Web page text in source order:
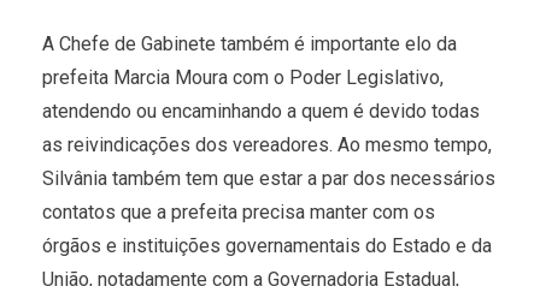
A Chefe de Gabinete também é importante elo da
prefeita Marcia Moura com o Poder Legislativo,
atendendo ou encaminhando a quem é devido todas
as reivindicações dos vereadores. Ao mesmo tempo,
Silvânia também tem que estar a par dos necessários
contatos que a prefeita precisa manter com os
órgãos e instituições governamentais do Estado e da
União, notadamente com a Governadoria Estadual,